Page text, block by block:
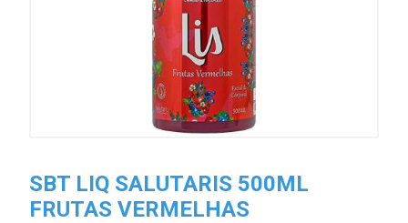
SBT LIQ SALUTARIS 500ML
FRUTAS VERMELHAS